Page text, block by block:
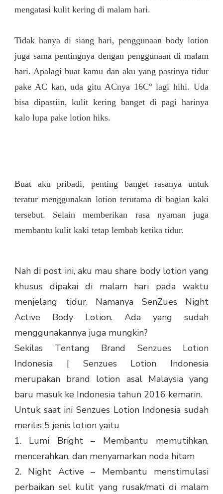
mengatasi kulit kering di malam hari.
Tidak hanya di siang hari, penggunaan body lotion
juga sama pentingnya dengan penggunaan di malam
hari. Apalagi buat kamu dan aku yang pastinya tidur
pake AC kan, uda gitu ACnya 16C° lagi hihi. Uda
bisa dipastiin, kulit kering banget di pagi harinya
kalo lupa pake lotion hiks.
Buat aku pribadi, penting banget rasanya untuk
teratur menggunakan lotion terutama di bagian kaki
tersebut. Selain memberikan rasa nyaman juga
membantu kulit kaki tetap lembab ketika tidur.
Nah di post ini, aku mau share body lotion yang
khusus dipakai di malam hari pada waktu
menjelang tidur. Namanya SenZues Night
Active Body Lotion. Ada yang sudah
menggunakannya juga mungkin?
Sekilas Tentang Brand Senzues Lotion
Indonesia | Senzues Lotion Indonesia
merupakan brand lotion asal Malaysia yang
baru masuk ke Indonesia tahun 2016 kemarin.
Untuk saat ini Senzues Lotion Indonesia sudah
merilis 5 jenis lotion yaitu
1. Lumi Bright – Membantu memutihkan,
mencerahkan, dan menyamarkan noda hitam
2. Night Active – Membantu menstimulasi
perbaikan sel kulit yang rusak/mati di malam